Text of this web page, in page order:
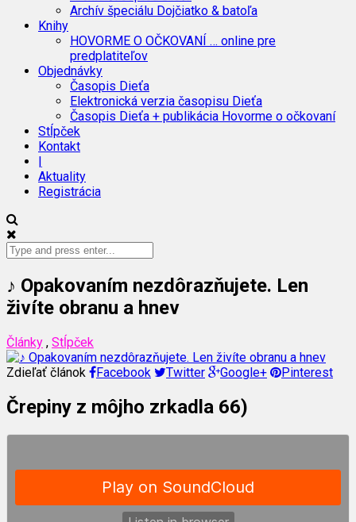
Archív špeciálu Dojčiatko & batoľa
Knihy
HOVORME O OČKOVANÍ … online pre
predplatiteľov
Objednávky
Časopis Dieťa
Elektronická verzia časopisu Dieťa
Časopis Dieťa + publikácia Hovorme o očkovaní
Stĺpček
Kontakt
|
Aktuality
Registrácia
♪ Opakovaním nezdôrazňujete. Len
živíte obranu a hnev
Články , Stĺpček
Zdieľať článok
Facebook Twitter Google+ Pinterest
Črepiny z môjho zrkadla 66)